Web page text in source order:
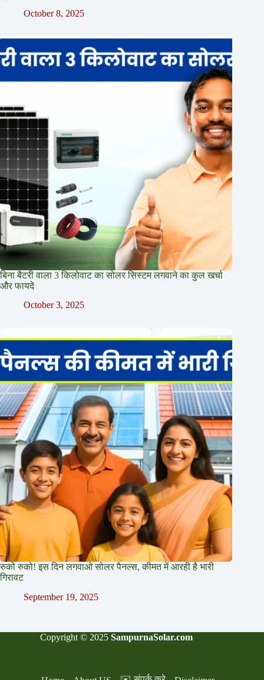
October 8, 2025
बिना बैटरी वाला 3 किलोवाट का सोलर सिस्टम लगवाने का कुल खर्चा
और फायदे
October 3, 2025
रुको रुको! इस दिन लगवाओ सोलर पैनल्स, कीमत में आरही है भारी
गिरावट
September 19, 2025
Copyright © 2025 SampurnaSolar.com